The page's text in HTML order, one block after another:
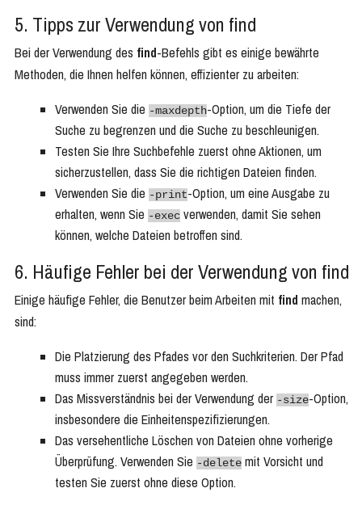
5. Tipps zur Verwendung von find
Bei der Verwendung des find-Befehls gibt es einige bewährte
Methoden, die Ihnen helfen können, effizienter zu arbeiten:
Verwenden Sie die -maxdepth-Option, um die Tiefe der
Suche zu begrenzen und die Suche zu beschleunigen.
Testen Sie Ihre Suchbefehle zuerst ohne Aktionen, um
sicherzustellen, dass Sie die richtigen Dateien finden.
Verwenden Sie die -print-Option, um eine Ausgabe zu
erhalten, wenn Sie -exec verwenden, damit Sie sehen
können, welche Dateien betroffen sind.
6. Häufige Fehler bei der Verwendung von find
Einige häufige Fehler, die Benutzer beim Arbeiten mit find machen,
sind:
Die Platzierung des Pfades vor den Suchkriterien. Der Pfad
muss immer zuerst angegeben werden.
Das Missverständnis bei der Verwendung der -size-Option,
insbesondere die Einheitenspezifizierungen.
Das versehentliche Löschen von Dateien ohne vorherige
Überprüfung. Verwenden Sie -delete mit Vorsicht und
testen Sie zuerst ohne diese Option.